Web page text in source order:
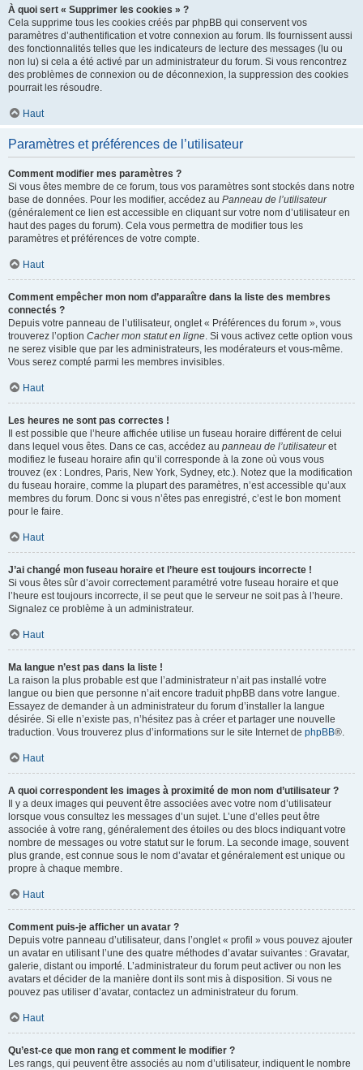
À quoi sert « Supprimer les cookies » ?
Cela supprime tous les cookies créés par phpBB qui conservent vos
paramètres d’authentification et votre connexion au forum. Ils fournissent aussi
des fonctionnalités telles que les indicateurs de lecture des messages (lu ou
non lu) si cela a été activé par un administrateur du forum. Si vous rencontrez
des problèmes de connexion ou de déconnexion, la suppression des cookies
pourrait les résoudre.
Haut
Paramètres et préférences de l’utilisateur
Comment modifier mes paramètres ?
Si vous êtes membre de ce forum, tous vos paramètres sont stockés dans notre
base de données. Pour les modifier, accédez au Panneau de l’utilisateur
(généralement ce lien est accessible en cliquant sur votre nom d’utilisateur en
haut des pages du forum). Cela vous permettra de modifier tous les
paramètres et préférences de votre compte.
Haut
Comment empêcher mon nom d’apparaître dans la liste des membres
connectés ?
Depuis votre panneau de l’utilisateur, onglet « Préférences du forum », vous
trouverez l’option Cacher mon statut en ligne. Si vous activez cette option vous
ne serez visible que par les administrateurs, les modérateurs et vous-même.
Vous serez compté parmi les membres invisibles.
Haut
Les heures ne sont pas correctes !
Il est possible que l’heure affichée utilise un fuseau horaire différent de celui
dans lequel vous êtes. Dans ce cas, accédez au panneau de l’utilisateuret
modifiez le fuseau horaire afin qu’il corresponde à la zone où vous vous
trouvez (ex : Londres, Paris, New York, Sydney, etc.). Notez que la modification
du fuseau horaire, comme la plupart des paramètres, n’est accessible qu’aux
membres du forum. Donc si vous n’êtes pas enregistré, c’est le bon moment
pour le faire.
Haut
J’ai changé mon fuseau horaire et l’heure est toujours incorrecte !
Si vous êtes sûr d’avoir correctement paramétré votre fuseau horaire et que
l’heure est toujours incorrecte, il se peut que le serveur ne soit pas à l’heure.
Signalez ce problème à un administrateur.
Haut
Ma langue n’est pas dans la liste !
La raison la plus probable est que l’administrateur n’ait pas installé votre
langue ou bien que personne n’ait encore traduit phpBB dans votre langue.
Essayez de demander à un administrateur du forum d’installer la langue
désirée. Si elle n’existe pas, n’hésitez pas à créer et partager une nouvelle
traduction. Vous trouverez plus d’informations sur le site Internet de phpBB®.
Haut
A quoi correspondent les images à proximité de mon nom d’utilisateur ?
Il y a deux images qui peuvent être associées avec votre nom d’utilisateur
lorsque vous consultez les messages d’un sujet. L’une d’elles peut être
associée à votre rang, généralement des étoiles ou des blocs indiquant votre
nombre de messages ou votre statut sur le forum. La seconde image, souvent
plus grande, est connue sous le nom d’avatar et généralement est unique ou
propre à chaque membre.
Haut
Comment puis-je afficher un avatar ?
Depuis votre panneau d’utilisateur, dans l’onglet « profil » vous pouvez ajouter
un avatar en utilisant l’une des quatre méthodes d’avatar suivantes : Gravatar,
galerie, distant ou importé. L’administrateur du forum peut activer ou non les
avatars et décider de la manière dont ils sont mis à disposition. Si vous ne
pouvez pas utiliser d’avatar, contactez un administrateur du forum.
Haut
Qu’est-ce que mon rang et comment le modifier ?
Les rangs, qui peuvent être associés au nom d’utilisateur, indiquent le nombre